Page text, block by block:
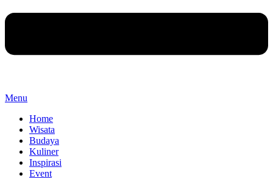
Menu
Home
Wisata
Budaya
Kuliner
Inspirasi
Event